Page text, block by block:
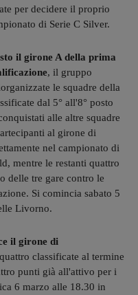
per decidere il proprio
di Serie C Silver.
il girone A della prima
, il gruppo
le squadre della
dal 5° all'8° posto
alle altre squadre
al girone di
nel campionato di
mentre le restanti quattro
delle tre gare contro le
Si comincia sabato 5
Livorno.
il girone di
classificate al termine
punti già all'attivo per i
6 marzo alle 18.30 in